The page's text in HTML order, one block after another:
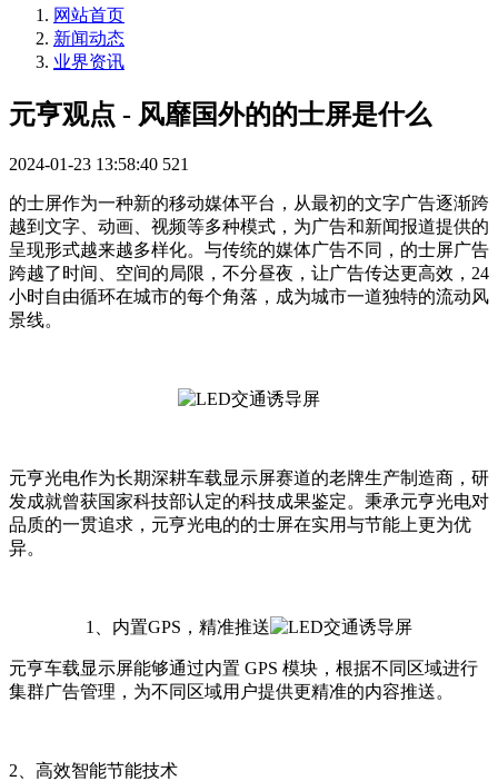
网站首页
新闻动态
业界资讯
元亨观点 - 风靡国外的的士屏是什么
2024-01-23 13:58:40 521
的士屏作为一种新的移动媒体平台，从最初的文字广告逐渐跨
越到文字、动画、视频等多种模式，为广告和新闻报道提供的
呈现形式越来越多样化。与传统的媒体广告不同，的士屏广告
跨越了时间、空间的局限，不分昼夜，让广告传达更高效，24
小时自由循环在城市的每个角落，成为城市一道独特的流动风
景线。
元亨光电作为长期深耕车载显示屏赛道的老牌生产制造商，研
发成就曾获国家科技部认定的科技成果鉴定。秉承元亨光电对
品质的一贯追求，元亨光电的的士屏在实用与节能上更为优
异。
1、内置GPS，精准推送
元亨车载显示屏能够通过内置 GPS 模块，根据不同区域进行
集群广告管理，为不同区域用户提供更精准的内容推送。
2、高效智能节能技术